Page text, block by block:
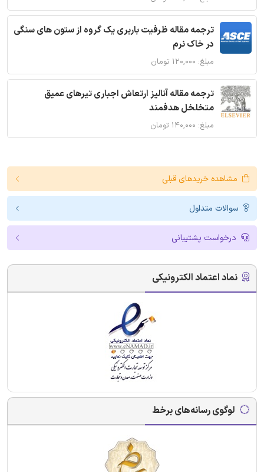
ترجمه مقاله ظرفیت باربری یک گروه از ستون های سنگی
در خاک نرم
مبلغ: ۱۲۰,۰۰۰ تومان
ترجمه مقاله آنالیز ارتعاش اجباری تیرهای عمیق
متخلخل هدفمند
مبلغ: ۱۴۰,۰۰۰ تومان
مشاهده خریدهای قبلی
سوالات متداول
درخواست پشتیبانی
نماد اعتماد الکترونیکی
لوگوی رسانه‌های برخط